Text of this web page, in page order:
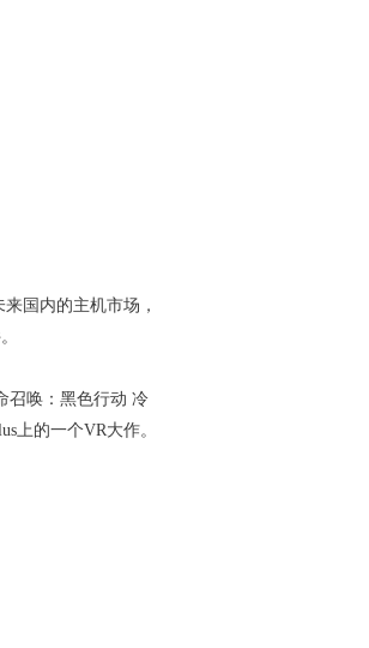
国内的主机市场，
召唤：黑色行动 冷
上的一个VR大作。